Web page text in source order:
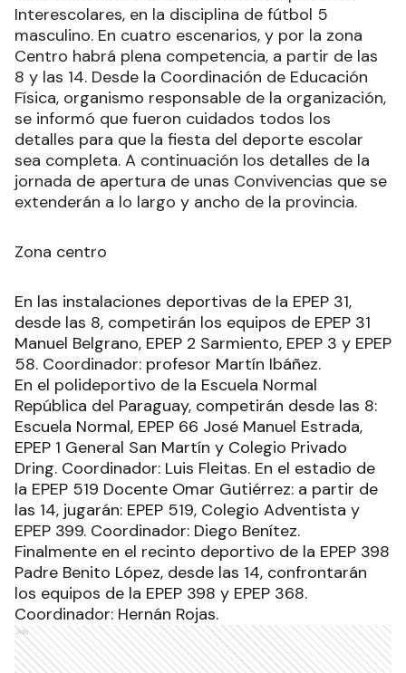
Interescolares, en la disciplina de fútbol 5
masculino. En cuatro escenarios, y por la zona
Centro habrá plena competencia, a partir de las
8 y las 14. Desde la Coordinación de Educación
Física, organismo responsable de la organización,
se informó que fueron cuidados todos los
detalles para que la fiesta del deporte escolar
sea completa. A continuación los detalles de la
jornada de apertura de unas Convivencias que se
extenderán a lo largo y ancho de la provincia.
Zona centro
En las instalaciones deportivas de la EPEP 31,
desde las 8, competirán los equipos de EPEP 31
Manuel Belgrano, EPEP 2 Sarmiento, EPEP 3 y EPEP
58. Coordinador: profesor Martín Ibáñez.
En el polideportivo de la Escuela Normal
República del Paraguay, competirán desde las 8:
Escuela Normal, EPEP 66 José Manuel Estrada,
EPEP 1 General San Martín y Colegio Privado
Dring. Coordinador: Luis Fleitas. En el estadio de
la EPEP 519 Docente Omar Gutiérrez: a partir de
las 14, jugarán: EPEP 519, Colegio Adventista y
EPEP 399. Coordinador: Diego Benítez.
Finalmente en el recinto deportivo de la EPEP 398
Padre Benito López, desde las 14, confrontarán
los equipos de la EPEP 398 y EPEP 368.
Coordinador: Hernán Rojas.
Ads